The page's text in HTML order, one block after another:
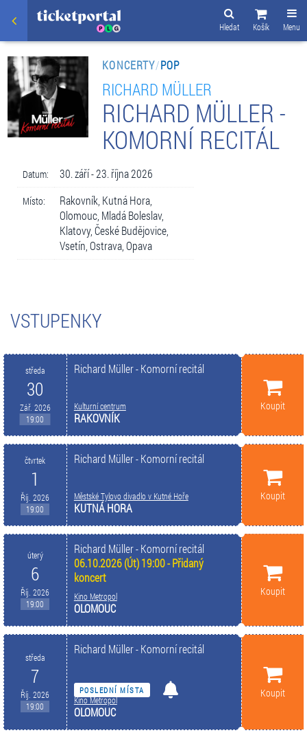
Menu
Košík
Hledat
KONCERTY/POP
RICHARD MÜLLER
RICHARD MÜLLER -
KOMORNÍ RECITÁL
Datum: 30. září - 23. října 2026
Místo:
Rakovník, Kutná Hora,
Olomouc, Mladá Boleslav,
Klatovy, České Budějovice,
Vsetín, Ostrava, Opava
VSTUPENKY
středa
30
Zář. 2026
19:00
Richard Müller - Komorní recitál
Kulturní centrum
RAKOVNÍK
Koupit
čtvrtek
1
Říj. 2026
19:00
Richard Müller - Komorní recitál
Městské Tylovo divadlo v Kutné Hoře
KUTNÁ HORA
Koupit
úterý
6
Říj. 2026
19:00
Richard Müller - Komorní recitál
06.10.2026 (Út) 19:00 - Přidaný
koncert
Kino Metropol
OLOMOUC
Koupit
středa
7
Říj. 2026
19:00
Richard Müller - Komorní recitál
POSLEDNÍ MÍSTA
Kino Metropol
OLOMOUC
Koupit